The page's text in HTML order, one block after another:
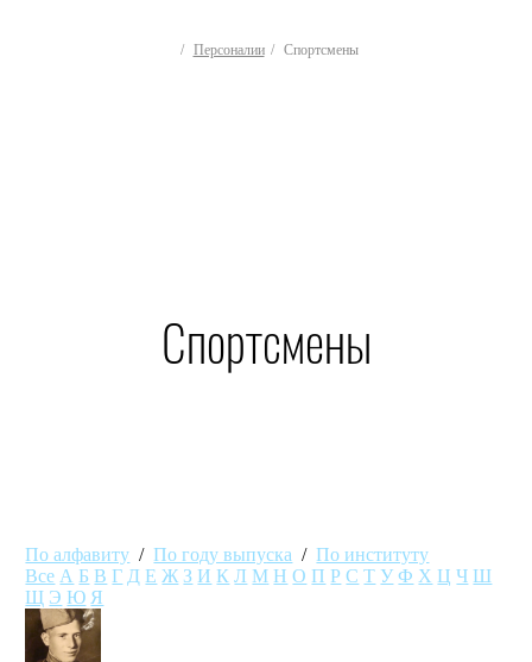
Персоналии Спортсмены
Спортсмены
По алфавиту /По году выпуска /По институту
Все А Б В Г Д Е Ж З И К Л М Н О П Р С Т У Ф Х Ц Ч Ш
Щ Э Ю Я